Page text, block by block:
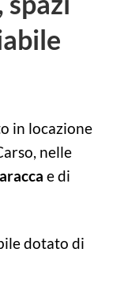
in locazione
nelle
e di
dotato di